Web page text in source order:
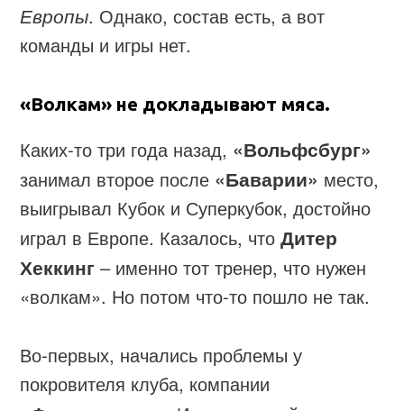
Европы. Однако, состав есть, а вот
команды и игры нет.
«Волкам» не докладывают мяса.
Каких-то три года назад, «Вольфсбург»
занимал второе после «Баварии» место,
выигрывал Кубок и Суперкубок, достойно
играл в Европе. Казалось, чтоДитер
Хеккинг – именно тот тренер, что нужен
«волкам». Но потом что-то пошло не так.
Во-первых, начались проблемы у
покровителя клуба, компании